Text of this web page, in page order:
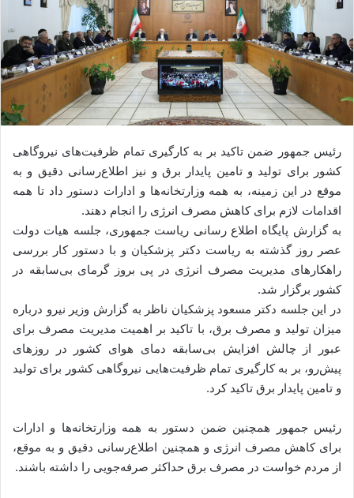
رئیس جمهور ضمن تاکید بر به کارگیری تمام ظرفیت‌های نیروگاهی
کشور برای تولید و تامین پایدار برق و نیز اطلاع‌رسانی دقیق و به
موقع در این زمینه، به همه وزارتخانه‌ها و ادارات دستور داد تا همه
اقدامات لازم برای کاهش مصرف انرژی را انجام دهند.
به گزارش پایگاه اطلاع رسانی ریاست جمهوری، جلسه هیات دولت
عصر روز گذشته به ریاست دکتر پزشکیان و با دستور کار بررسی
راهکارهای مدیریت مصرف انرژی در پی بروز گرمای بی‌سابقه در
کشور برگزار شد.
در این جلسه دکتر مسعود پزشکیان ناظر به گزارش وزیر نیرو درباره
میزان تولید و مصرف برق، با تاکید بر اهمیت مدیریت مصرف برای
عبور از چالش افزایش بی‌سابقه دمای هوای کشور در روزهای
پیش‌رو، بر به کارگیری تمام ظرفیت‌هایی نیروگاهی کشور برای تولید
و تامین پایدار برق تاکید کرد.
رئیس جمهور همچنین ضمن دستور به همه وزارتخانه‌ها و ادارات
برای کاهش مصرف انرژی و همچنین اطلاع‌رسانی دقیق و به موقع،
از مردم خواست در مصرف برق حداکثر صرفه‌جویی را داشته باشند.